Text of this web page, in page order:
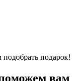
вам